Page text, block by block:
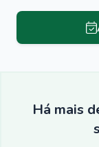
Há mais